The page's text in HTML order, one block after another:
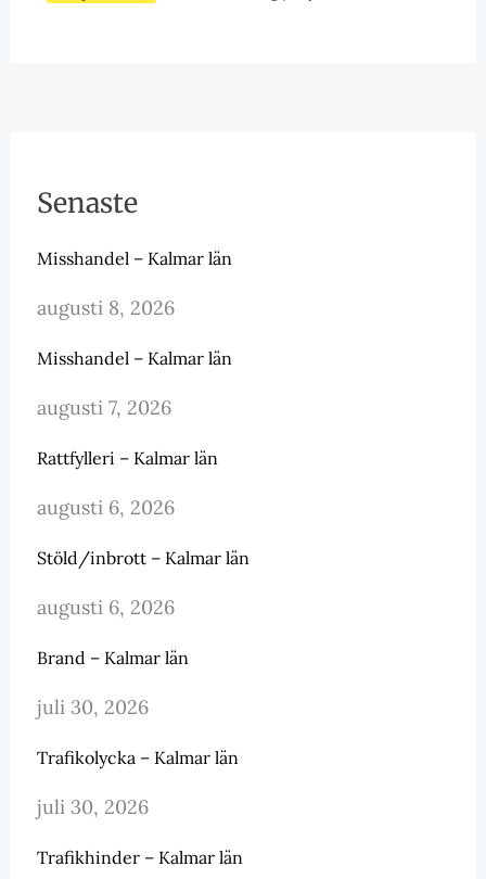
Senaste
Misshandel – Kalmar län
augusti 8, 2026
Misshandel – Kalmar län
augusti 7, 2026
Rattfylleri – Kalmar län
augusti 6, 2026
Stöld/inbrott – Kalmar län
augusti 6, 2026
Brand – Kalmar län
juli 30, 2026
Trafikolycka – Kalmar län
juli 30, 2026
Trafikhinder – Kalmar län